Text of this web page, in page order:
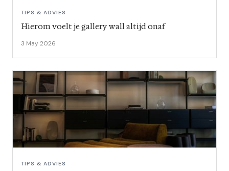
TIPS & ADVIES
Hierom voelt je gallery wall altijd onaf
3 May 2026
TIPS & ADVIES